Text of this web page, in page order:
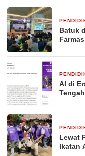
Batuk
AI di
Lewat
Ikatan